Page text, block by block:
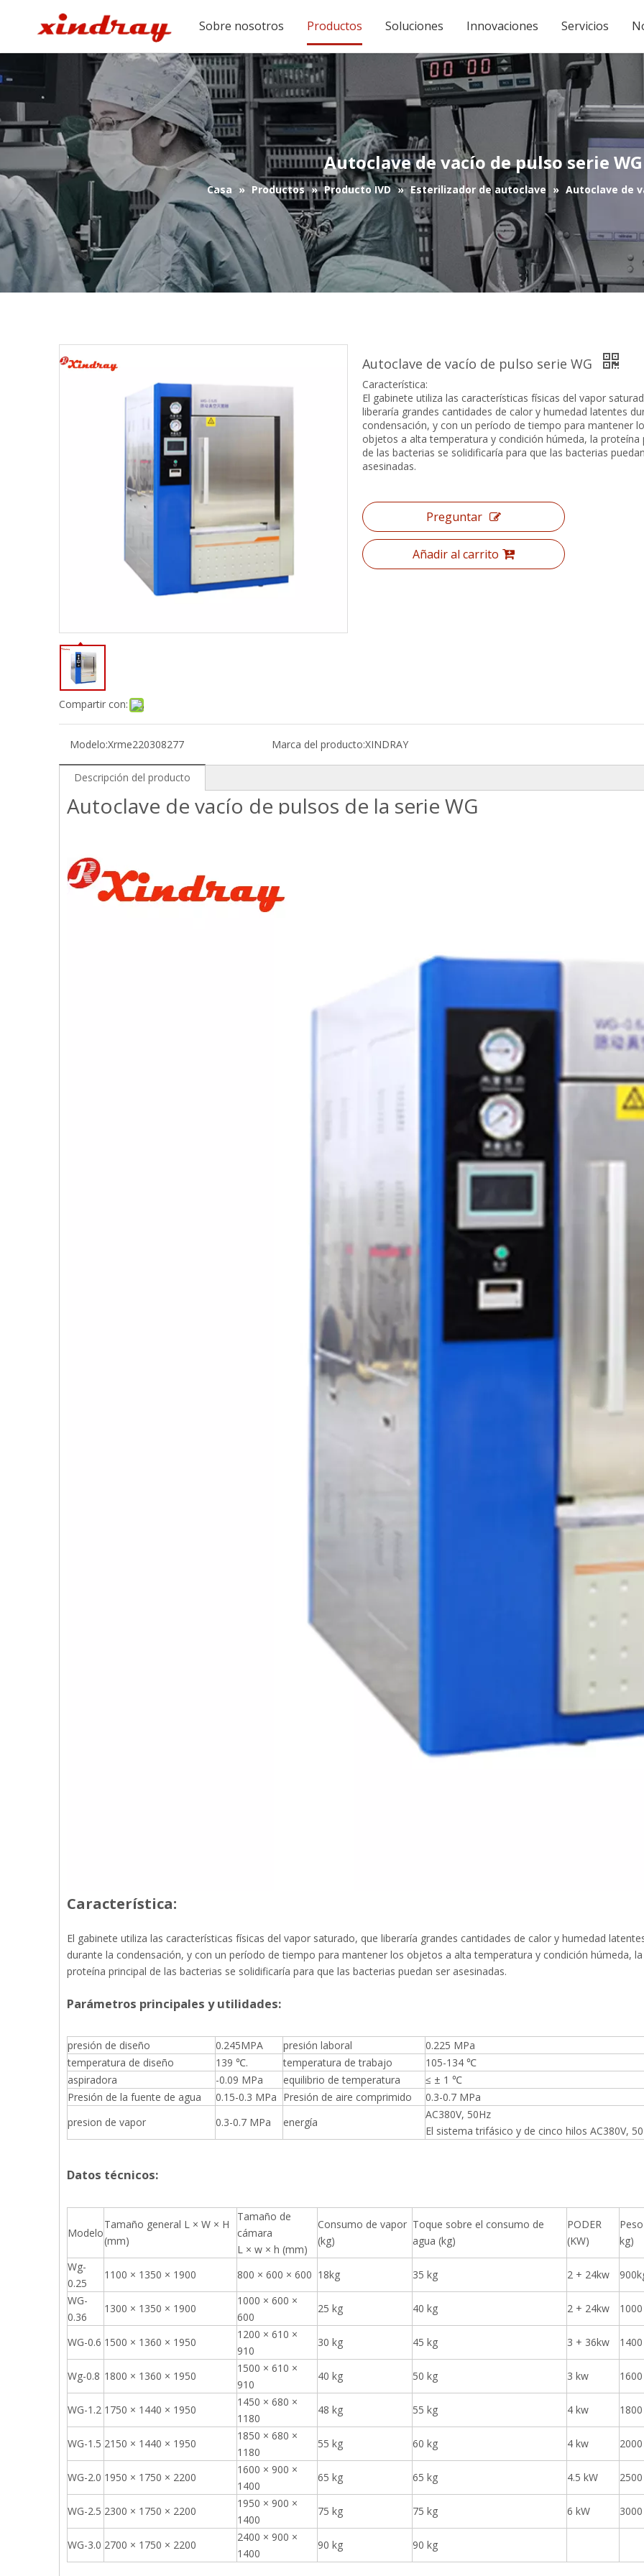
Sobre nosotros Productos Soluciones Innovaciones Servicios
Autoclave de vacío de pulso serie WG
Casa » Productos » Producto IVD » Esterilizador de autoclave » Autoclave de
Compartir con:
Autoclave de vacío de pulso serie WG
Característica:
El gabinete utiliza las características físicas del vapor
liberaría grandes cantidades de calor y humedad latentes
condensación, y con un período de tiempo para mantener
objetos a alta temperatura y condición húmeda, la proteína
de las bacterias se solidificaría para que las bacterias
asesinadas.
Preguntar
Añadir al carrito
Modelo:Xrme220308277 Marca del producto:XINDRAY
Descripción del producto
Autoclave de vacío de pulsos de la serie WG
Característica:
El gabinete utiliza las características físicas del vapor saturado, que liberaría grandes cantidades de calor y humedad
durante la condensación, y con un período de tiempo para mantener los objetos a alta temperatura y condición húmeda, la
proteína principal de las bacterias se solidificaría para que las bacterias puedan ser asesinadas.
Parámetros principales y utilidades:
presión de diseño 0.245MPA presión laboral
0.225 MPa
temperatura de diseño
139 ℃. temperatura de trabajo
105-134 ℃
aspiradora
-0.09 MPa equilibrio de temperatura
≤ ± 1 ℃
Presión de la fuente de agua
0.15-0.3 MPa Presión de aire comprimido
0.3-0.7 MPa
presion de vapor
0.3-0.7 MPa energía
AC380V, 50Hz
El sistema trifásico y de cinco hilos AC380V,
Datos técnicos:
Modelo
Tamaño general L × W × H
(mm)
Tamaño de
cámara
L × w × h (mm)
Consumo de vapor
(kg)
Toque sobre el consumo de
agua (kg)
PODER
(KW)
kg)
Wg-
0.25
1100 × 1350 × 1900 800 × 600 × 600 18kg 35 kg 2 + 24kw
WG-
0.36
1300 × 1350 × 1900
1000 × 600 ×
600
25 kg 40 kg 2 + 24kw
WG-0.6 1500 × 1360 × 1950
1200 × 610 ×
910
30 kg 45 kg 3 + 36kw
Wg-0.8 1800 × 1360 × 1950
1500 × 610 ×
910
40 kg 50 kg 3 kw
WG-1.2 1750 × 1440 × 1950
1450 × 680 ×
1180
48 kg 55 kg 4 kw
WG-1.5 2150 × 1440 × 1950
1850 × 680 ×
1180
55 kg 60 kg 4 kw
WG-2.0 1950 × 1750 × 2200
1600 × 900 ×
1400
65 kg 65 kg 4.5 kW
WG-2.5 2300 × 1750 × 2200
1950 × 900 ×
1400
75 kg 75 kg 6 kW
WG-3.0 2700 × 1750 × 2200
2400 × 900 ×
1400
90 kg 90 kg